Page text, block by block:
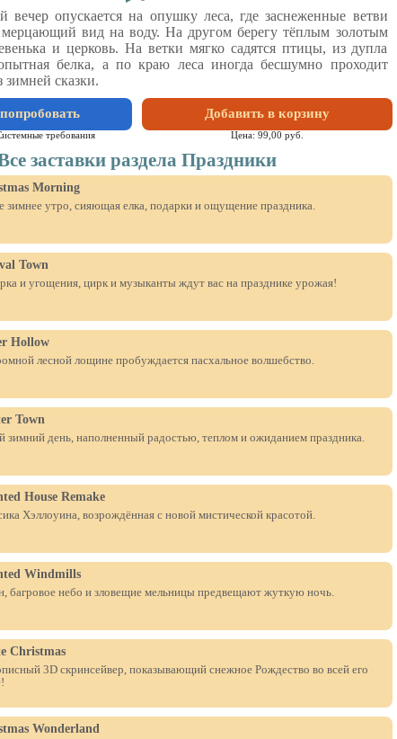
вечер опускается на опушку леса, где заснеженные ветви
вид на воду. На другом берегу тёплым золотым
и церковь. На ветки мягко садятся птицы, из дупла
белка, а по краю леса иногда бесшумно проходит
сказки.
требования
Добавить в корзину
Цена: 99,00 руб.
заставки раздела Праздники
Morning
зимнее утро, сияющая елка, подарки и ощущение праздника.
Town
и угощения, цирк и музыканты ждут вас на празднике урожая!
Hollow
лесной лощине пробуждается пасхальное волшебство.
Town
зимний день, наполненный радостью, теплом и ожиданием праздника.
House Remake
Хэллоуина, возрождённая с новой мистической красотой.
Windmills
багровое небо и зловещие мельницы предвещают жуткую ночь.
Christmas
3D скринсейвер, показывающий снежное Рождество во всей его
Wonderland